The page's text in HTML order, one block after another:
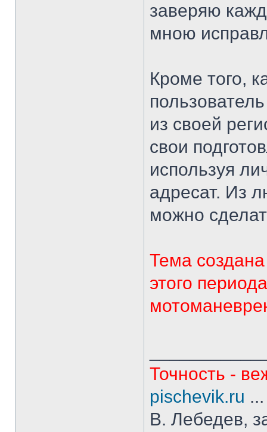
заверяю
мною
Кроме того,
из своей
свои
используя
адресат. Из
можно
Тема
этого
Точность -
pischevik.ru
В. Лебедев,